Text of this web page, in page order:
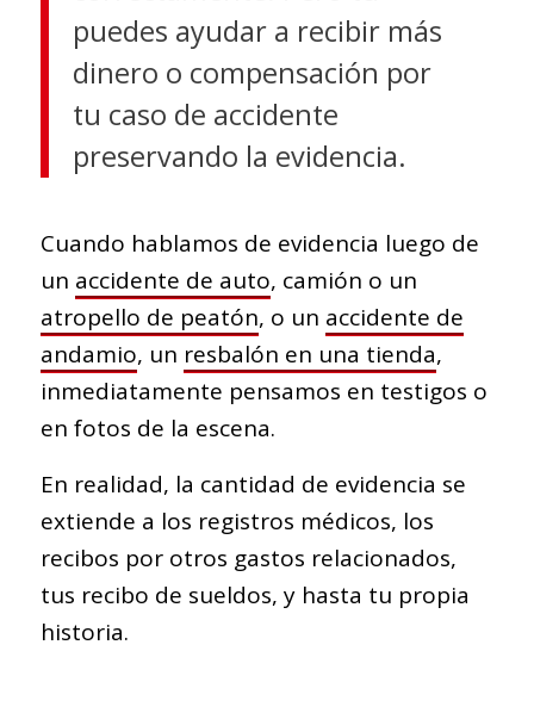
puedes ayudar a recibir más
dinero o compensación por
tu caso de accidente
preservando la evidencia.
Cuando hablamos de evidencia luego de
un accidente de auto, camión o un
atropello de peatón, o un accidente de
andamio, un resbalón en una tienda,
inmediatamente pensamos en testigos o
en fotos de la escena.
En realidad, la cantidad de evidencia se
extiende a los registros médicos, los
recibos por otros gastos relacionados,
tus recibo de sueldos, y hasta tu propia
historia.